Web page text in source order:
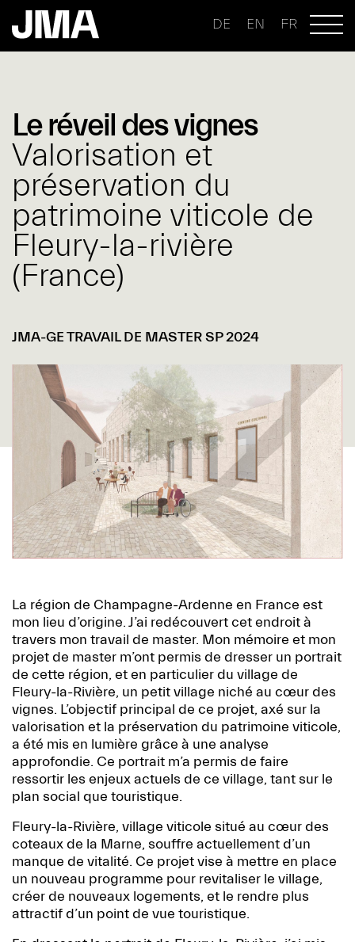
DE EN FR
Le réveil des vignes
Valorisation et
préservation du
patrimoine viticole de
Fleury-la-rivière
(France)
JMA-GE TRAVAIL DE MASTER SP 2024
La région de Champagne-Ardenne en France est
mon lieu d’origine. J’ai redécouvert cet endroit à
travers mon travail de master. Mon mémoire et mon
projet de master m’ont permis de dresser un portrait
de cette région, et en particulier du village de
Fleury-la-Rivière, un petit village niché au cœur des
vignes. L’objectif principal de ce projet, axé sur la
valorisation et la préservation du patrimoine viticole,
a été mis en lumière grâce à une analyse
approfondie. Ce portrait m’a permis de faire
ressortir les enjeux actuels de ce village, tant sur le
plan social que touristique.
Fleury-la-Rivière, village viticole situé au cœur des
coteaux de la Marne, souffre actuellement d’un
manque de vitalité. Ce projet vise à mettre en place
un nouveau programme pour revitaliser le village,
créer de nouveaux logements, et le rendre plus
attractif d’un point de vue touristique.